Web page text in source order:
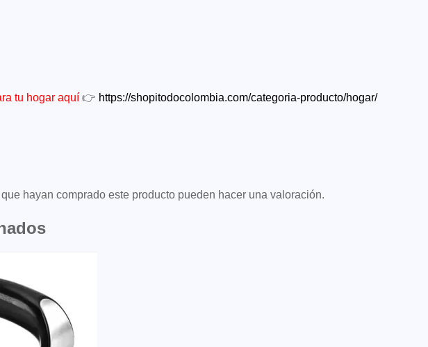
tu hogar aquí 👉 https://shopitodocolombia.com/categoria-producto/hogar/
hayan comprado este producto pueden hacer una valoración.